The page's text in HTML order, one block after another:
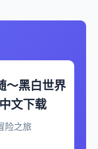
～黑白世界
文下载
险之旅